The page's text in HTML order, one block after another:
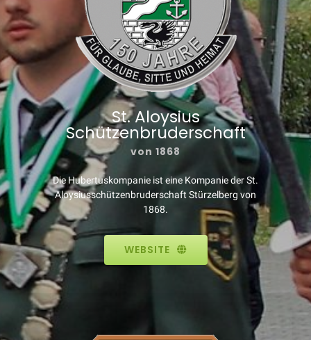
St. Aloysius
Schützenbruderschaft
von 1868
Die Hubertuskompanie ist eine Kompanie der St.
Aloysiusschützenbruderschaft Stürzelberg von
1868.
WEBSITE